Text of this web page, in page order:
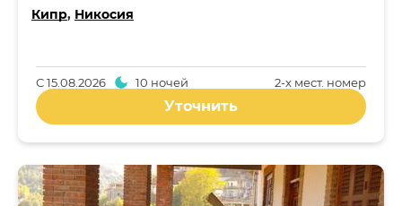
Кипр, Никосия
2-x мест. номер
С15.08.2026 10 ночей
Уточнить